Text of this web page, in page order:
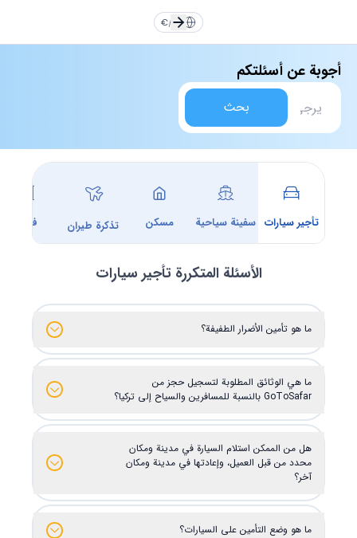
AR
/
€
TR English
DE
العربية
أجوبة عن أسئلتكم
بحث
تأجير سيارات سفينة سياحية مسكن تذكرة طيران فندق
الأسئلة المتكررة تأجير سيارات
ما هو تأمين الأضرار الطفيفة؟
ما هي الوثائق المطلوبة لتسجيل حجز من
GoToSafar بالنسبة للمسافرين والسياح إلى تركيا؟
هل من الممكن استلام السيارة في مدينة ومكان
محدد من قبل العميل، وإعادتها في مدينة ومكان
آخر؟
ما هو وضع التأمين على السيارات؟
TR English
العربية